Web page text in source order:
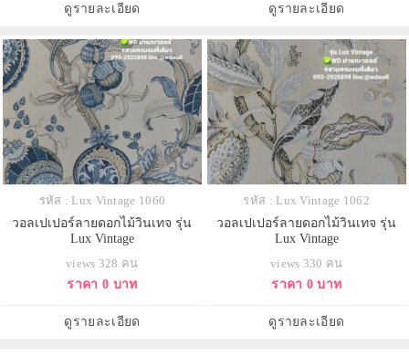
ดูรายละเอียด ดูรายละเอียด
รหัส : Lux Vintage 1060
วอลเปเปอร์ลายดอกไม้วินเทจ รุ่น
Lux Vintage
views 328 คน
ราคา 0 บาท
ดูรายละเอียด
รหัส : Lux Vintage 1062
วอลเปเปอร์ลายดอกไม้วินเทจ รุ่น
Lux Vintage
views 330 คน
ราคา 0 บาท
ดูรายละเอียด